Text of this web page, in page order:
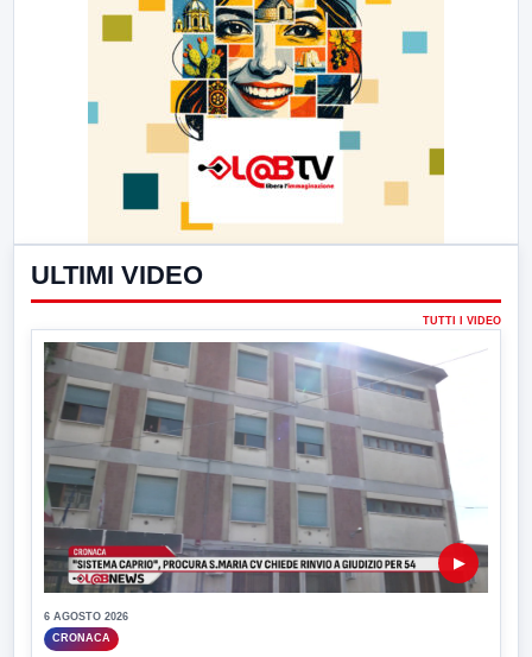
ULTIMI VIDEO
TUTTI I VIDEO
▶
6 AGOSTO 2026
CRONACA